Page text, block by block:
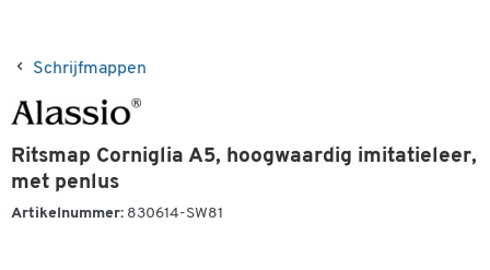
Schrijfmappen
Ritsmap Corniglia A5, hoogwaardig imitatieleer,
met penlus
Artikelnummer: 830614-SW81